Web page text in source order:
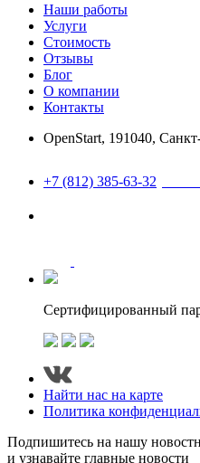
Наши работы
Услуги
Стоимость
Отзывы
Блог
О компании
Контакты
OpenStart, 191040,
+7 (812) 385-63-32
Сертифицированный
Найти нас на карте
Политика
Подпишитесь на нашу
и узнавайте главные новости